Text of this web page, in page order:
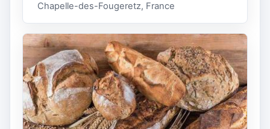
Chapelle-des-Fougeretz, France